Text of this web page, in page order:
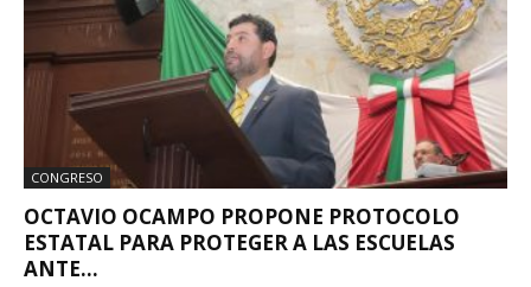
CONGRESO
OCTAVIO OCAMPO PROPONE PROTOCOLO
ESTATAL PARA PROTEGER A LAS ESCUELAS
ANTE...